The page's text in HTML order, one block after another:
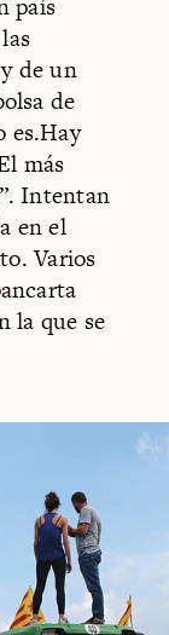
país
de un
de
es.Hay
más
Intentan
en el
Varios
la que se